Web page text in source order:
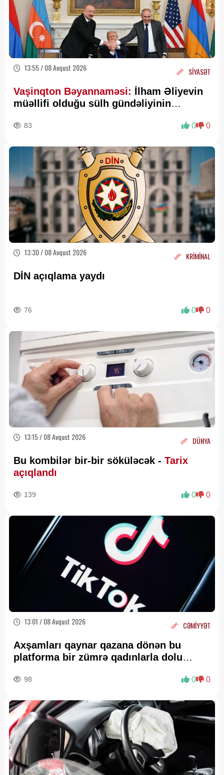
13:55 / 08 Avqust 2026 SİYASƏT
Vaşinqton Bəyannaməsi: İlham Əliyevin
müəllifi olduğu sülh gündəliyinin
83 0 0
13:30 / 08 Avqust 2026 KRİMİNAL
DİN açıqlama yaydı
76 0 0
13:15 / 08 Avqust 2026 DÜNYA
Bu kombilər bir-bir söküləcək - Tarix
açıqlandı
139 0 0
13:01 / 08 Avqust 2026 CƏMİYYƏT
Axşamları qaynar qazana dönən bu
platforma bir zümrə qadınlarla dolu
98 0 0